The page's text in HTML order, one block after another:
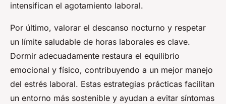
intensifican el agotamiento laboral.
Por último, valorar el descanso nocturno y respetar
un límite saludable de horas laborales es clave.
Dormir adecuadamente restaura el equilibrio
emocional y físico, contribuyendo a un mejor manejo
del estrés laboral. Estas estrategias prácticas facilitan
un entorno más sostenible y ayudan a evitar síntomas